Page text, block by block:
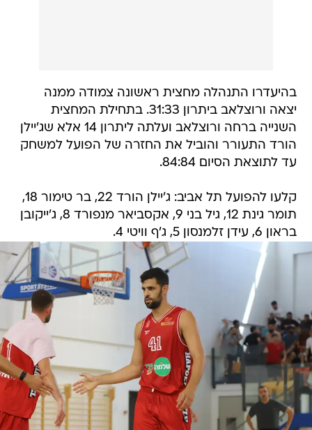
בהיעדרו התנהלה מחצית ראשונה צמודה ממנה
יצאה ורוצלאב ביתרון 31:33. בתחילת המחצית
השנייה ברחה ורוצלאב ועלתה ליתרון 14 אלא שג'יילן
הורד התעורר והוביל את החזרה של הפועל למשחק
עד לתוצאת הסיום 84:84.
קלעו להפועל תל אביב: ג'יילן הורד 22, בר טימור 18,
תומר גינת 12, גיל בני 9, אקסביאר מנפורד 8, ג'ייקובן
בראון 6, עידן זלמנסון 5, ג'ף וויטי 4.